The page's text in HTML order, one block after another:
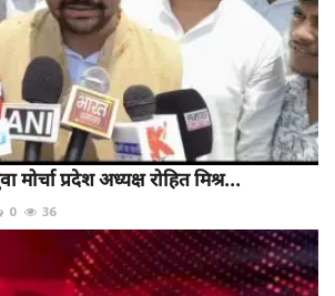
मोर्चा प्रदेश अध्यक्ष रोहित मिश्र...
0 36